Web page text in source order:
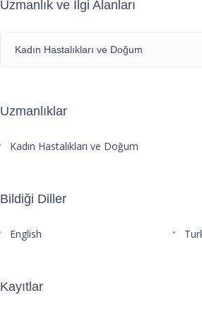
Uzmanlık ve İlgi Alanları
Kadın Hastalıkları ve Doğum
Uzmanlıklar
Kadın Hastalıkları ve Doğum
Bildiği Diller
English
Kayıtlar